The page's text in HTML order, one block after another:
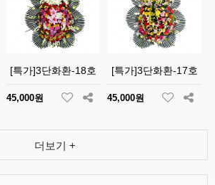
[특가]3단화환-18호
45,000원
[특가]3단화환-17호
45,000원
더보기 +